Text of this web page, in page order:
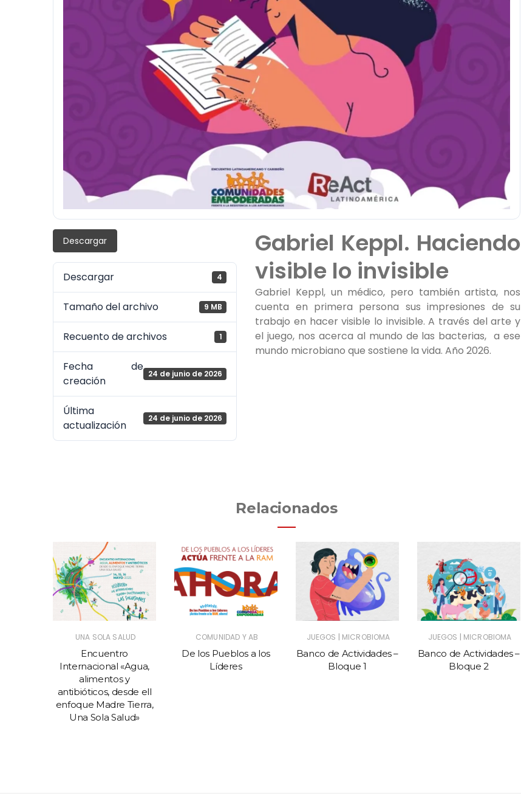
Descargar
Descargar 4
Tamaño del archivo 9 MB
Recuento de archivos 1
Fecha de
creación
24 de junio de 2026
Última
actualización
24 de junio de 2026
Gabriel Keppl. Haciendo
visible lo invisible
Gabriel Keppl, un médico, pero también artista, nos
cuenta en primera persona sus impresiones de su
trabajo en hacer visible lo invisible. A través del arte y
el juego, nos acerca al mundo de las bacterias, a ese
mundo microbiano que sostiene la vida. Año 2026.
Relacionados
UNA SOLA SALUD
Encuentro
Internacional «Agua,
alimentos y
antibióticos, desde ell
enfoque Madre Tierra,
Una Sola Salud»
COMUNIDAD Y AB
De los Pueblos a los
Líderes
JUEGOS | MICROBIOMA
Banco de Actividades –
Bloque 1
JUEGOS | MICROBIOMA
Banco de Actividades –
Bloque 2